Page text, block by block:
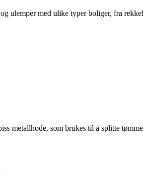
ulemper med ulike typer boliger, fra
metallhode, som brukes til å splitte